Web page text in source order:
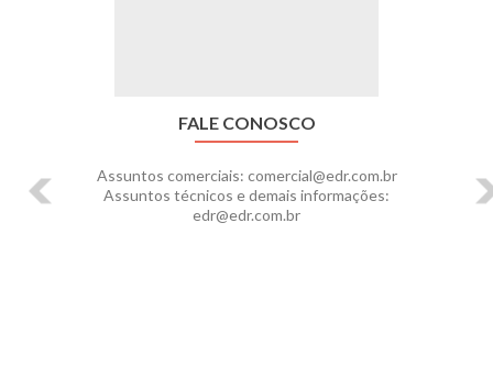
FALE CONOSCO
Assuntos comerciais: comercial@edr.com.br
Assuntos técnicos e demais informações:
edr@edr.com.br